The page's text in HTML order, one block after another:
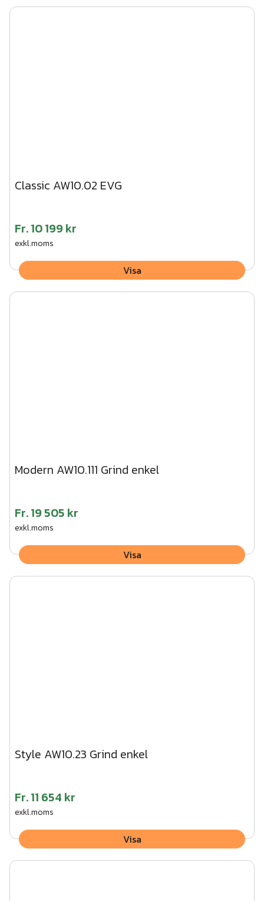
Classic AW10.02 EVG
Fr.10 199 kr
exkl.moms
Visa
Modern AW10.111 Grind enkel
Fr.19 505 kr
exkl.moms
Visa
Style AW10.23 Grind enkel
Fr.11 654 kr
exkl.moms
Visa